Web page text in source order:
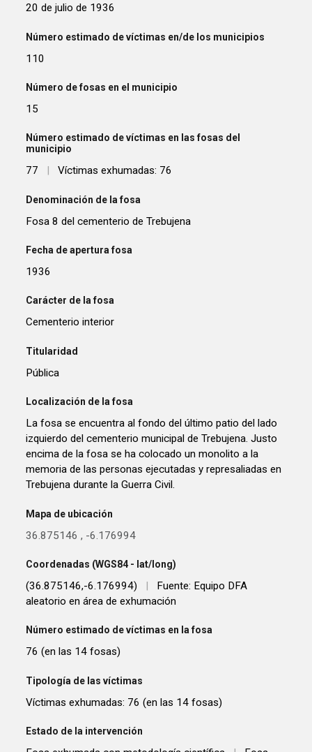
20 de julio de 1936
Número estimado de víctimas en/de los municipios
110
Número de fosas en el municipio
15
Número estimado de víctimas en las fosas del
municipio
77 | Víctimas exhumadas: 76
Denominación de la fosa
Fosa 8 del cementerio de Trebujena
Fecha de apertura fosa
1936
Carácter de la fosa
Cementerio interior
Titularidad
Pública
Localización de la fosa
La fosa se encuentra al fondo del último patio del lado
izquierdo del cementerio municipal de Trebujena. Justo
encima de la fosa se ha colocado un monolito a la
memoria de las personas ejecutadas y represaliadas en
Trebujena durante la Guerra Civil.
Mapa de ubicación
36.875146 , -6.176994
Coordenadas (WGS84 - lat/long)
(36.875146,-6.176994) |
Fuente: Equipo DFA
aleatorio en área de exhumación
Número estimado de víctimas en la fosa
76 (en las 14 fosas)
Tipología de las víctimas
Víctimas exhumadas: 76 (en las 14 fosas)
Estado de la intervención